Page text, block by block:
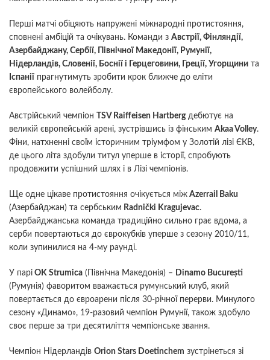
Перші матчі обіцяють напружені міжнародні протистояння,
сповнені амбіцій та очікувань. Команди з Австрії, Фінляндії,
Азербайджану, Сербії, Північної Македонії, Румунії,
Нідерландів, Словенії, Боснії і Герцеговини, Греції, Угорщини та
Іспанії прагнутимуть зробити крок ближче до еліти
європейського волейболу.
Австрійський чемпіон TSV Raiffeisen Hartbergдебютує на
великій європейській арені, зустрівшись із фінським Akaa Volley.
Фіни, натхненні своїм історичним тріумфом у Золотій лізі ЄКВ,
де цього літа здобули титул уперше в історії, спробують
продовжити успішний шлях і в Лізі чемпіонів.
Ще одне цікаве протистояння очікується між Azerrail Baku
(Азербайджан) та сербським Radnički Kragujevac.
Азербайджанська команда традиційно сильно грає вдома, а
серби повертаються до єврокубків уперше з сезону 2010/11,
коли зупинилися на 4-му раунді.
У парі OK Strumica (Північна Македонія) – Dinamo București
(Румунія) фаворитом вважається румунський клуб, який
повертається до євроарени після 30-річної перерви. Минулого
сезону «Динамо», 19-разовий чемпіон Румунії, також здобуло
своє перше за три десятиліття чемпіонське звання.
Чемпіон Нідерландів Orion Stars Doetinchem зустрінеться зі